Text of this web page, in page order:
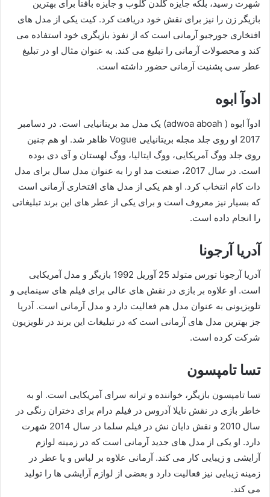
شهرت رسید، بلکه جایزه گلدن گلوب و جایزه بافتا برای بهترین
بازیگر زن را نیز برای نقش خود دریافت کرد. کیت یکی از مدل های
افتخاری جورجیو آرمانی است که از نفوذ بازیگری خود استفاده می
کند و محصولات آرمانی را تبلیغ می کند. به عنوان مثال او در تبلیغ
عطر سی پشنیت آرمانی حضور داشته است.
ادوآ ابوه
ادوآ ابوه ( adwoa aboah) یک مدل مد بریتانیایی است. در دسامبر
2017 او روی جلد مجله بریتانیایی Vogue ظاهر شد. او هم چنین
روی جلد ووگ آمریکایی، ووگ ایتالیا، ووگ لهستان و آی دی بوده
است. در سال 2017، صنعت مد او را به عنوان مدل سال برای مدل
دات کام انتخاب کرد. او هم یکی از مدل های افتخاری آرمانی است
که بسیار نیز معروف است و برای یکی از عطر های این برند تبلیغاتی
را انجام داده است.
آدریا آرجونا
آدریا آرجونا تورس متولد 25 آوریل 1992 بازیگر و مدل آمریکایی
است. او علاوه بر بازی در نقش های عالی برای فیلم های سینمایی و
تلویزیونی به عنوان مدل هم فعالیت دارد و مدل آرمانی است. آدریا
جز بهترین مدل های آرمانی است که در تبلیغات این برند در تلویزیون
شرکت کرده است.
تسا تامپسون
تسا تامپسون بازیگر، خواننده و ترانه سرای آمریکایی است. او به
خاطر بازی در نقش نایلا آدروس در فیلم درام برای دختران رنگی در
سال 2010 و نقش دایان نش در فیلم سلما در سال 2014 شهرت
دارد. او یکی از مدل های جدید آرمانی است که در زمینه لوازم
آرایشی و زیبایی کار می کند. آرمانی علاوه بر لباس و یا عطر در
زمینه زیبایی نیز فعالیت دارد و بعضی از لوازم آرایشی ها را تولید
می کند.